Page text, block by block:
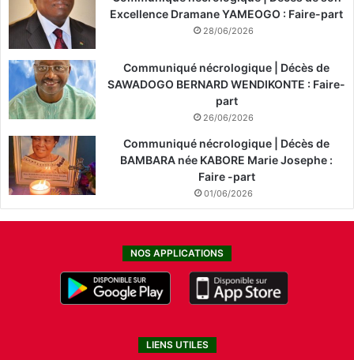
Excellence Dramane YAMEOGO : Faire-part
28/06/2026
Communiqué nécrologique | Décès de
SAWADOGO BERNARD WENDIKONTE : Faire-
part
26/06/2026
Communiqué nécrologique | Décès de
BAMBARA née KABORE Marie Josephe :
Faire -part
01/06/2026
NOS APPLICATIONS
LIENS UTILES